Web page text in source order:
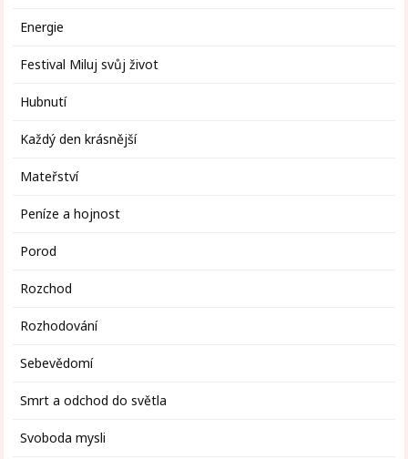
Energie
Festival Miluj svůj život
Hubnutí
Každý den krásnější
Mateřství
Peníze a hojnost
Porod
Rozchod
Rozhodování
Sebevědomí
Smrt a odchod do světla
Svoboda mysli